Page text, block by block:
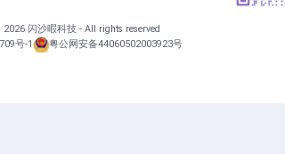
2026 闪沙暇科技 - All rights reserved
号-1
粤公网安备44060502003923号